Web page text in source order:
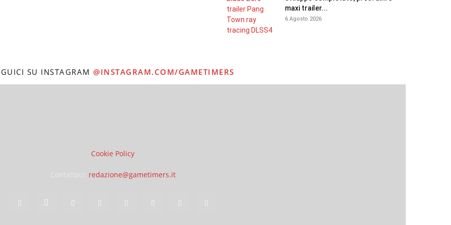
maxi trailer...
6 Agosto 2026
SU INSTAGRAM @INSTAGRAM.COM/GAMETIMERS
Cookie Policy
redazione@gametimers.it